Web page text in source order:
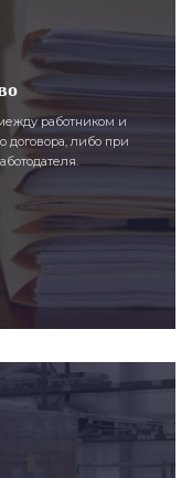
работником и
договора, либо при